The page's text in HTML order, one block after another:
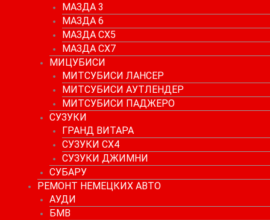
МАЗДА 3
МАЗДА 6
МАЗДА СХ5
МАЗДА СХ7
МИЦУБИСИ
МИТСУБИСИ ЛАНСЕР
МИТСУБИСИ АУТЛЕНДЕР
МИТСУБИСИ ПАДЖЕРО
СУЗУКИ
ГРАНД ВИТАРА
СУЗУКИ СХ4
СУЗУКИ ДЖИМНИ
СУБАРУ
РЕМОНТ НЕМЕЦКИХ АВТО
АУДИ
БМВ